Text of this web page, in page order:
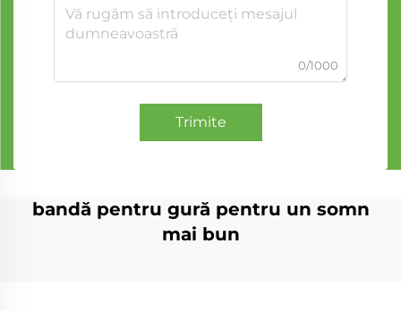
0/1000
Trimite
bandă pentru gură pentru un somn
mai bun